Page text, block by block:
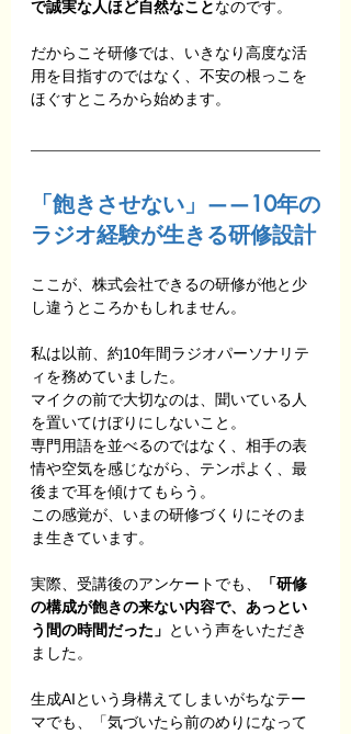
で誠実な人ほど自然なことなのです。
だからこそ研修では、いきなり高度な活
用を目指すのではなく、不安の根っこを
ほぐすところから始めます。
「飽きさせない」——10年の
ラジオ経験が生きる研修設計
ここが、株式会社できるの研修が他と少
し違うところかもしれません。
私は以前、約10年間ラジオパーソナリテ
ィを務めていました。
マイクの前で大切なのは、聞いている人
を置いてけぼりにしないこと。
専門用語を並べるのではなく、相手の表
情や空気を感じながら、テンポよく、最
後まで耳を傾けてもらう。
この感覚が、いまの研修づくりにそのま
ま生きています。
実際、受講後のアンケートでも、
「研修
の構成が飽きの来ない内容で、あっとい
う間の時間だった」 という声をいただき
ました。
生成AIという身構えてしまいがちなテー
マでも、「気づいたら前のめりになって